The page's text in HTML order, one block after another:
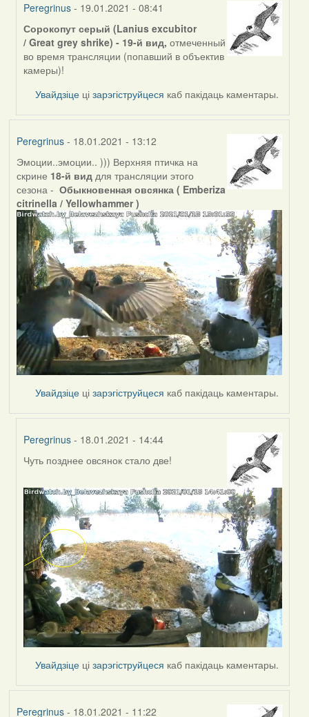
Peregrinus - 19.01.2021 - 08:41
In
reply
to
by
Feather
Сорокопут серый (Lanius excubitor
/ Great grey shrike) - 19-й вид, отмеченный
во время трансляции (попавший в объектив
камеры)!
Увайдзіце цізарэгіструйцеся каб пакідаць каментары.
Peregrinus- 18.01.2021 - 13:12
Эмоции..эмоции.. ))) Верхняя птичка на
скрине 18-й виддля трансляции этого
сезона - Обыкновенная овсянка ( Emberiza
citrinella / Yellowhammer )
Увайдзіце цізарэгіструйцеся каб пакідаць каментары.
Peregrinus - 18.01.2021 - 14:44
In
to
by
Peregrinus
Чуть позднее овсянок стало две!
Увайдзіце цізарэгіструйцеся каб пакідаць каментары.
Peregrinus- 18.01.2021 - 11:22